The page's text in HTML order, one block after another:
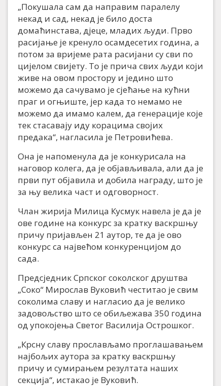
„Покушала сам да направим паралелу
некад и сад, некад је било доста
домаћинстава, дјеце, младих људи. Прво
расијање је кренуло осамдесетих година, а
потом за вријеме рата расијани су сви по
цијелом свијету. То је прича свих људи који
живе на овом простору и једино што
можемо да сачувамо је сјећање на кућни
праг и огњиште, јер када то немамо не
можемо да имамо калем, да генерације које
тек стасавају иду корацима својих
предака“, нагласила је Петровићева.
Она је напоменула да је конкурисала на
наговор колега, да је објављивала, али да је
први пут објавила и добила награду, што је
за њу велика част и одговорност.
Члан жирија Милица Кусмук навела је да је
ове године на конкурс за кратку васкршњу
причу пријављен 21 аутор, те да је ово
конкурс са највећом конкуренцијом до
сада.
Предсједник Српског соколског друштва
„Соко“ Мирослав Вуковић честитао је свим
соколима славу и нагласио да је велико
задовољство што се обиљежава 350 година
од упокојења Светог Василија Острошког.
„Крсну славу прослављамо проглашавањем
најбољих аутора за кратку васкршњу
причу и сумирањем резултата наших
секција“, истакао је Вуковић.